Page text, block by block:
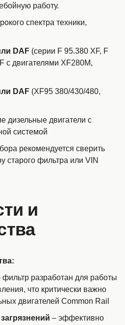
работу.
спектра техники,
DAF (серии F 95.380 XF, F
с двигателями XF280M,
DAF (XF95 380/430/480,
дизельные двигатели с
системой
рекомендуется сверить
старого фильтра или VIN
и
фильтр разработан для работы
что критически важно
двигателей Common Rail
– эффективно